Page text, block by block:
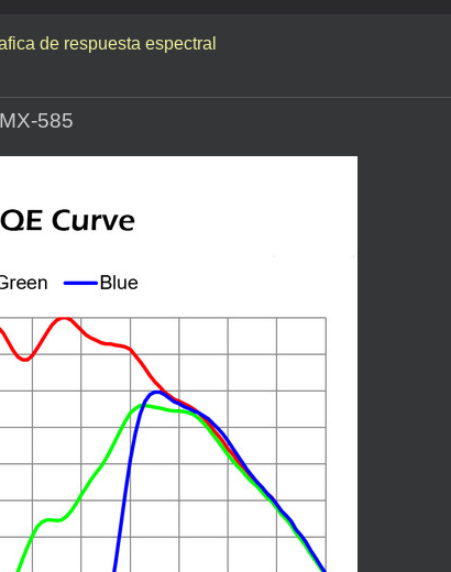
de respuesta espectral
585